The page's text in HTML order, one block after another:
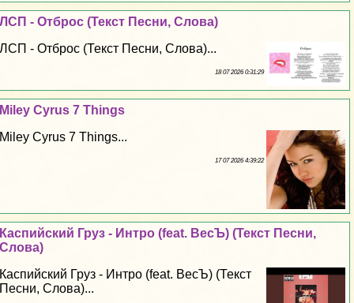
ЛСП - Отброс (Текст Песни, Слова)
ЛСП - Отброс (Текст Песни, Слова)...
18 07 2026 0:31:29
Miley Cyrus 7 Things
Miley Cyrus 7 Things...
17 07 2026 4:39:22
Каспийский Груз - Интро (feat. ВесЪ) (Текст Песни,
Слова)
Каспийский Груз - Интро (feat. ВесЪ) (Текст
Песни, Слова)...